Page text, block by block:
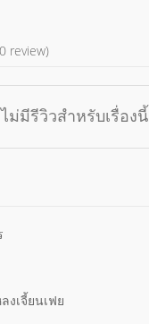
review)
ม่มีรีวิวสำหรับเรื่องนี้
งเจี้ยนเฟย